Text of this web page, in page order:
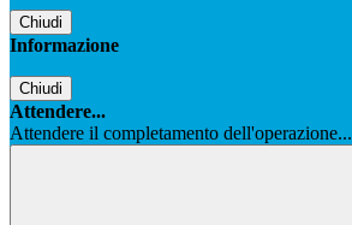
Chiudi
Informazione
Chiudi
Attendere...
Attendere il completamento dell'operazione...